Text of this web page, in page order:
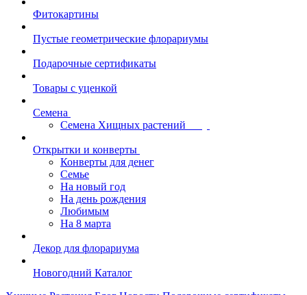
Фитокартины
Пустые геометрические флорариумы
Подарочные сертификаты
Товары с уценкой
Семена
Семена Хищных растений
Открытки и конверты
Конверты для денег
Семье
На новый год
На день рождения
Любимым
На 8 марта
Декор для флорариума
Новогодний Каталог